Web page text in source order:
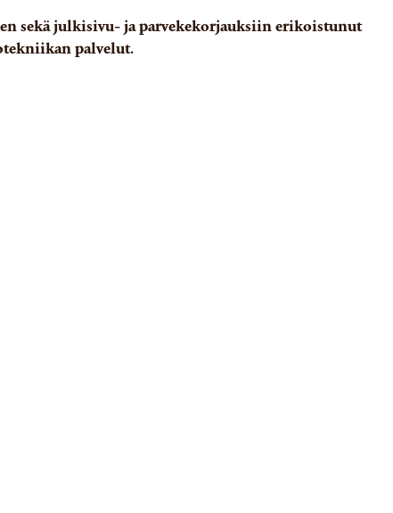
sekä julkisivu- ja parvekekorjauksiin erikoistunut
palvelut.